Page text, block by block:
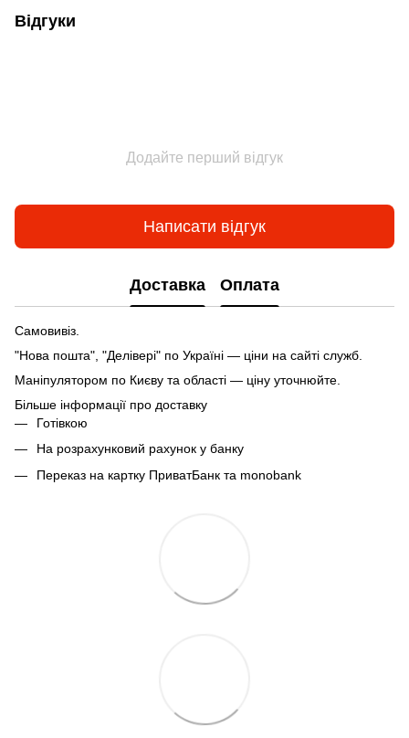
Відгуки
Додайте перший відгук
Написати відгук
Доставка Оплата
Самовивіз.
"Нова пошта", "Делівері" по Україні — ціни на сайті служб.
Маніпулятором по Києву та області — ціну уточнюйте.
Більше інформації про доставку
Готівкою
На розрахунковий рахунок у банку
Переказ на картку ПриватБанк та monobank